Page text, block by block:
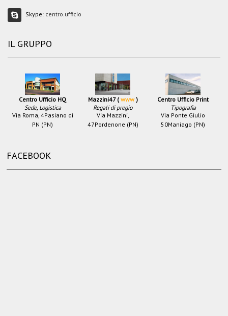
Skype: centro.ufficio
IL GRUPPO
Centro Ufficio HQ
Sede, Logistica
Via Roma, 4Pasiano di
PN (PN)
Mazzini47 (www)
Regali di pregio
Via Mazzini,
47Pordenone (PN)
Centro Ufficio Print
Tipografia
Via Ponte Giulio
50Maniago (PN)
FACEBOOK